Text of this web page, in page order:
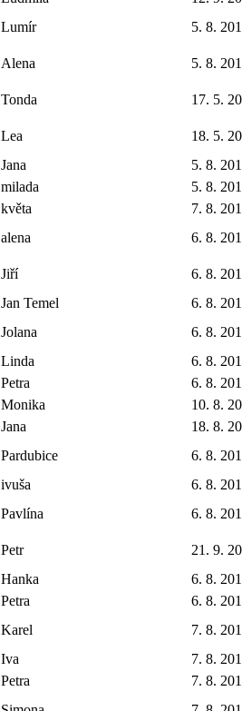
Lumír
5. 8.
Alena
5. 8.
Tonda
17. 5.
Lea
18. 5.
Jana
5. 8.
milada
5. 8.
květa
7. 8.
alena
6. 8.
Jiří
6. 8.
Jan Temel
6. 8.
Jolana
6. 8.
Linda
6. 8.
Petra
6. 8.
Monika
10. 8.
Jana
18. 8.
Pardubice
6. 8.
ivuša
6. 8.
Pavlína
6. 8.
Petr
21. 9.
Hanka
6. 8.
Petra
6. 8.
Karel
7. 8.
Iva
7. 8.
Petra
7. 8.